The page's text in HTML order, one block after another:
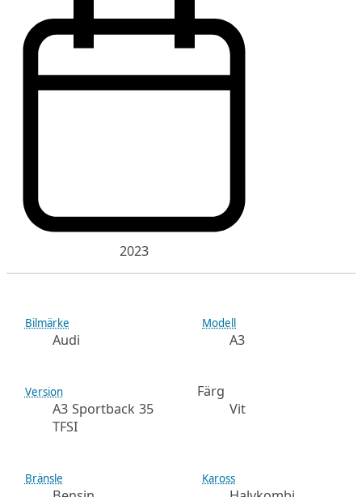
2023
Bilmärke
Audi
Modell
A3
Version
A3 Sportback 35
TFSI
Färg
Vit
Bränsle Kaross